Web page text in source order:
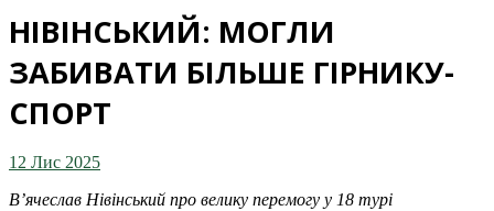
НІВІНСЬКИЙ: МОГЛИ
ЗАБИВАТИ БІЛЬШЕ ГІРНИКУ-
СПОРТ
12 Лис 2025
В’ячеслав Нівінський про велику перемогу у 18 турі